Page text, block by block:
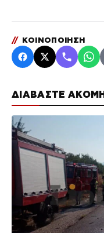
ΔΙΑΒΑΣΤΕ ΑΚΟΜΗ
// ΚΟΙΝΟΠΟΙΗΣΗ